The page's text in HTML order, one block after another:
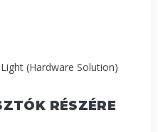
(Hardware Solution)
RÉSZÉRE